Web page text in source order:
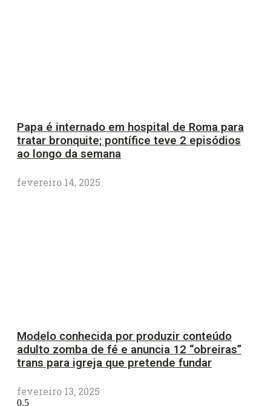
Papa é internado em hospital de Roma para
tratar bronquite; pontífice teve 2 episódios
ao longo da semana
fevereiro 14, 2025
Modelo conhecida por produzir conteúdo
adulto zomba de fé e anuncia 12 “obreiras”
trans para igreja que pretende fundar
fevereiro 13, 2025